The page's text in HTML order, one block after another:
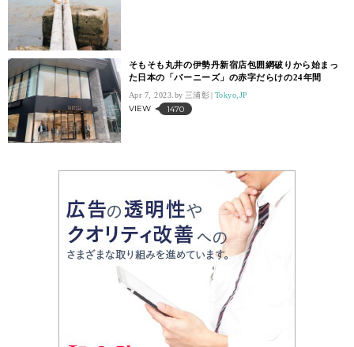
そもそも丸井の伊勢丹新宿店包囲網破りから始まっ
た日本の「バーニーズ」の赤字だらけの24年間
Apr 7, 2023. 三浦彰 Tokyo,JP
VIEW 1470